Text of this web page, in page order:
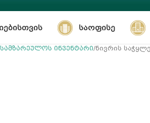
ᲡᲐᲝᲤᲘᲡᲔ
სამზარეულოს ინვენტარი ნივრის